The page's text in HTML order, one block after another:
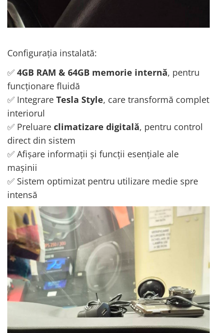
Configurația instalată:
✅ 4GB RAM & 64GB memorie internă, pentru
funcționare fluidă
✅ Integrare Tesla Style, care transformă complet
interiorul
✅ Preluare climatizare digitală, pentru control
direct din sistem
✅ Afișare informații și funcții esențiale ale
mașinii
✅ Sistem optimizat pentru utilizare medie spre
intensă